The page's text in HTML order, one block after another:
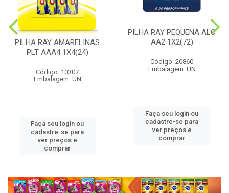
PILHA RAY AMARELINAS
PLT AAA4 1X4(24)
Código: 10307
Embalagem: UN
Faça seu login ou
cadastre-se para
ver preços e
comprar
PILHA RAY PEQUENA ALC
AA2 1X2(72)
Código: 20860
Embalagem: UN
Faça seu login ou
cadastre-se para
ver preços e
comprar